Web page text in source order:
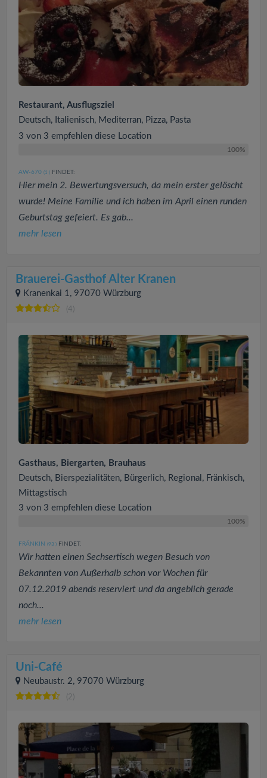
Restaurant, Ausflugsziel
Deutsch, Italienisch, Mediterran, Pizza, Pasta
3 von 3 empfehlen diese Location
100%
AW-670 (1 ) FINDET:
Hier mein 2. Bewertungsversuch, da mein erster gelöscht
wurde! Meine Familie und ich haben im April einen runden
Geburtstag gefeiert. Es gab...
mehr lesen
Brauerei-Gasthof Alter Kranen
Kranenkai 1, 97070 Würzburg
(4)
Gasthaus, Biergarten, Brauhaus
Deutsch, Bierspezialitäten, Bürgerlich, Regional, Fränkisch,
Mittagstisch
3 von 3 empfehlen diese Location
100%
FRÄNKIN (93 ) FINDET:
Wir hatten einen Sechsertisch wegen Besuch von
Bekannten von Außerhalb schon vor Wochen für
07.12.2019 abends reserviert und da angeblich gerade
noch...
mehr lesen
Uni-Café
Neubaustr. 2, 97070 Würzburg
(2)